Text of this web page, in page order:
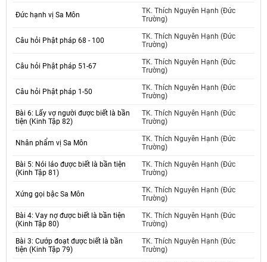
Đức hạnh vị Sa Môn
TK. Thích Nguyên Hạnh (Đức
Trường)
Câu hỏi Phật pháp 68 - 100
TK. Thích Nguyên Hạnh (Đức
Trường)
Câu hỏi Phật pháp 51-67
TK. Thích Nguyên Hạnh (Đức
Trường)
Câu hỏi Phật pháp 1-50
TK. Thích Nguyên Hạnh (Đức
Trường)
Bài 6: Lấy vợ người được biết là bần
tiện (Kinh Tập 82)
TK. Thích Nguyên Hạnh (Đức
Trường)
Nhân phẩm vị Sa Môn
TK. Thích Nguyên Hạnh (Đức
Trường)
Bài 5: Nói láo được biết là bần tiện
(Kinh Tập 81)
TK. Thích Nguyên Hạnh (Đức
Trường)
Xứng gọi bậc Sa Môn
TK. Thích Nguyên Hạnh (Đức
Trường)
Bài 4: Vay nợ được biết là bần tiện
(Kinh Tập 80)
TK. Thích Nguyên Hạnh (Đức
Trường)
Bài 3: Cướp đoạt được biết là bần
tiện (Kinh Tập 79)
TK. Thích Nguyên Hạnh (Đức
Trường)